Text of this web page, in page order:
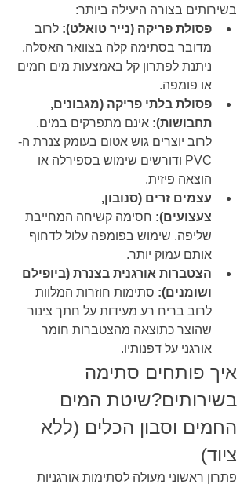
בשירותים בצורה היעילה ביותר:
פסולת פריקה (נייר טואלט): לרוב
מדובר בסתימה קלה בצוואר האסלה.
ניתנת לפתרון קל באמצעות מים חמים
או פומפה.
פסולת בלתי פריקה (מגבונים,
תחבושות): אינם מתפרקים במים.
לרוב יוצרים גוש אטום בעומק צנרת ה-
PVC ודורשים שימוש בספירלה או
הוצאה פיזית.
עצמים זרים (סנובון,
צעצועים): חסימה קשיחה המחייבת
שליפה. שימוש בפומפה עלול לדחוף
אותם עמוק יותר.
הצטברות אורגנית בצנרת (ביופילם
ושומנים): סתימות חוזרות המלוות
לרוב בריח רע מעידות על חתך צינור
שהוצר כתוצאה מהצטברות חומר
אורגני על דפנותיו.
איך פותחים סתימה
בשירותים?שיטת המים
החמים וסבון הכלים (ללא
ציוד)
פתרון ראשוני מעולה לסתימות אורגניות